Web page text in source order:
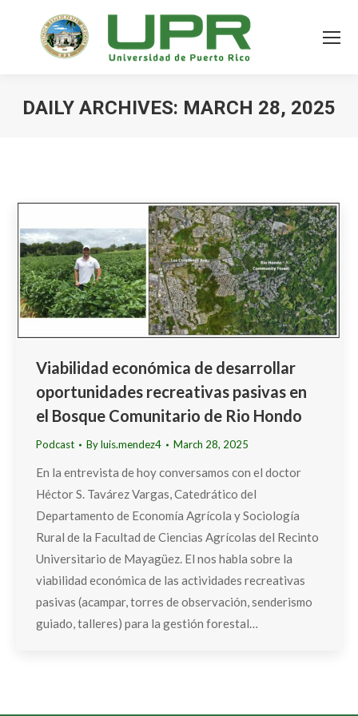
DAILY ARCHIVES: MARCH 28, 2025
Viabilidad económica de desarrollar
oportunidades recreativas pasivas en
el Bosque Comunitario de Rio Hondo
Podcast Byluis.mendez4 March 28, 2025
En la entrevista de hoy conversamos con el doctor
Héctor S. Tavárez Vargas, Catedrático del
Departamento de Economía Agrícola y Sociología
Rural de la Facultad de Ciencias Agrícolas del Recinto
Universitario de Mayagüez. El nos habla sobre la
viabilidad económica de las actividades recreativas
pasivas (acampar, torres de observación, senderismo
guiado, talleres) para la gestión forestal…